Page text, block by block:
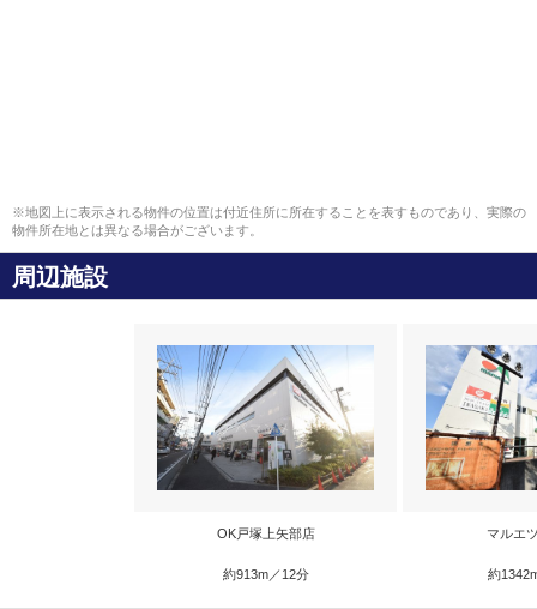
※地図上に表示される物件の位置は付近住所に所在することを表すものであり、実際の
物件所在地とは異なる場合がございます。
周辺施設
OK戸塚上矢部店
約913m／12分
マルエ
約